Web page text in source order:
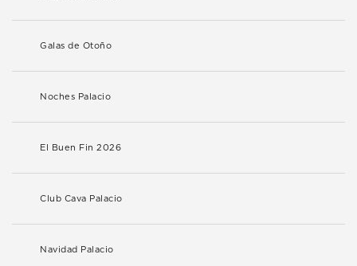
Galas de Otoño
Noches Palacio
El Buen Fin 2026
Club Cava Palacio
Navidad Palacio